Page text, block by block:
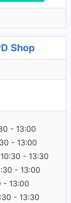
Shop
- 13:00
- 13:00
- 13:30
- 13:00
- 13:00
- 13:30